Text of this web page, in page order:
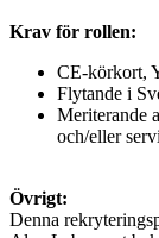
Krav för rollen:
CE-körkort,
Flytande i
Meriterande
och/eller
Övrigt:
Denna